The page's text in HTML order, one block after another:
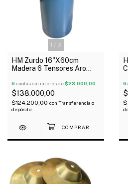
1 / 3
HM Zurdo 16"X60cm
Madera 6 Tensores Aro
6 cuotas sin interés de$23.000,00
$138.000,00
$124.200,00 con Transferencia o
depósito
6